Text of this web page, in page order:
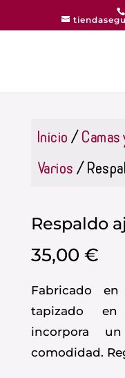
Inicio/
Varios/
Respaldo
35,00 €
Fabricado
tapizado en
incorpora
comodidad.